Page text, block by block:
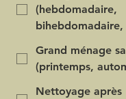
(hebdomadaire,
bihebdomadaire,
Grand ménage
(printemps,
Nettoyage après